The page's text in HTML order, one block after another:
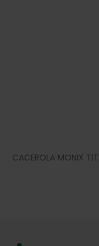
CACEROLA MONIX